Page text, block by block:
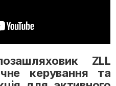
ZLL
керування та